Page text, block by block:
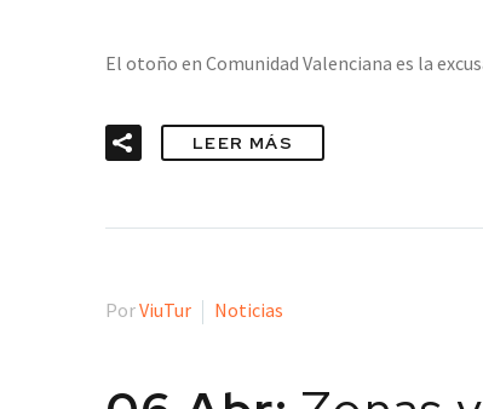
El otoño en Comunidad Valenciana es la
LEER MÁS
PorViuTur Noticias